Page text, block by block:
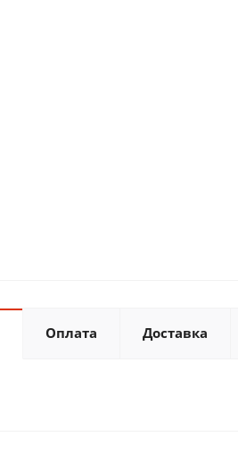
Оплата Доставка